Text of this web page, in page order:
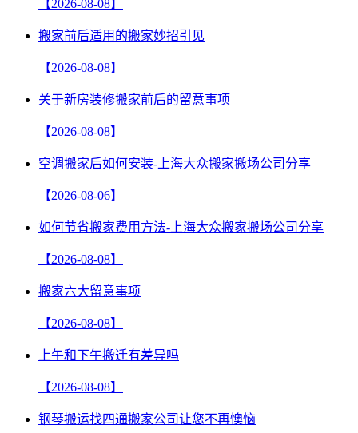
【2026-08-08】
搬家前后适用的搬家妙招引见
【2026-08-08】
关于新房装修搬家前后的留意事项
【2026-08-08】
空调搬家后如何安装-上海大众搬家搬场公司分享
【2026-08-06】
如何节省搬家费用方法-上海大众搬家搬场公司分享
【2026-08-08】
搬家六大留意事项
【2026-08-08】
上午和下午搬迁有差异吗
【2026-08-08】
钢琴搬运找四通搬家公司让您不再懊恼